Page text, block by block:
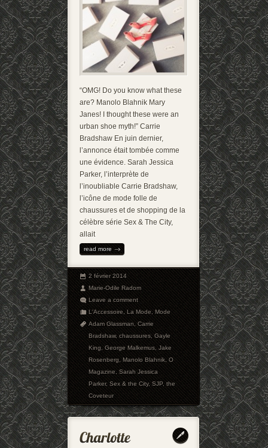
“OMG! Do you know what these
are? Manolo Blahnik Mary
Janes! I thought these were an
urban shoe myth!” Carrie
Bradshaw En juin dernier,
l’annonce était tombée comme
une évidence. Sarah Jessica
Parker, l’interprète de
l’inoubliable Carrie Bradshaw,
l’icône de mode folle de
chaussures et de shopping de la
célèbre série Sex & The City,
allait
read more
2 février 2014
Marie-Odile Radom
Leave a comment
L'Accessoire,La Mode,Mode
Adam Glassman,Carrie
Bradshaw,chaussures,Gayle
King,George Malkemus,Jake
Rosenberg,Manolo Blahnik,O
Magazine,Sarah Jessica
Parker,Sex & the City,SJP,the
Coveteur